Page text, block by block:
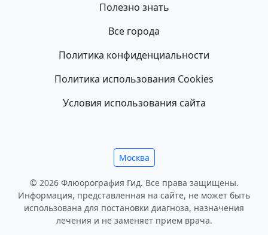
Полезно знать
Все города
Политика конфиденциальности
Политика использования Cookies
Условия использования сайта
Москва
© 2026 Флюорография Гид. Все права защищены.
Информация, представленная на сайте, не может быть
использована для постановки диагноза, назначения
лечения и не заменяет прием врача.